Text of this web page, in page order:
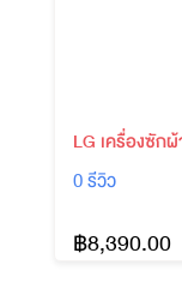
LG เครื่องซัก
0 รีวิว
฿8,390.00